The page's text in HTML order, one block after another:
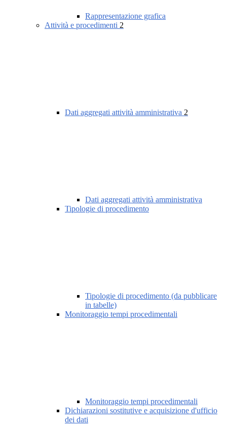
Rappresentazione grafica
Attività e procedimenti 2
Dati aggregati attività amministrativa 2
Dati aggregati attività amministrativa
Tipologie di procedimento
Tipologie di procedimento (da pubblicare
in tabelle)
Monitoraggio tempi procedimentali
Monitoraggio tempi procedimentali
Dichiarazioni sostitutive e acquisizione d'ufficio
dei dati